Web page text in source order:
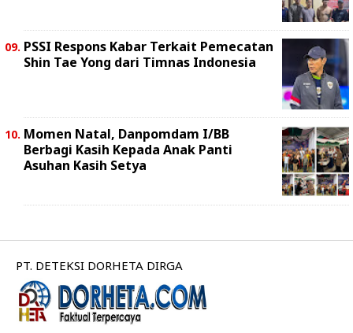
PSSI Respons Kabar Terkait Pemecatan
Shin Tae Yong dari Timnas Indonesia
Momen Natal, Danpomdam I/BB
Berbagi Kasih Kepada Anak Panti
Asuhan Kasih Setya
PT. DETEKSI DORHETA DIRGA